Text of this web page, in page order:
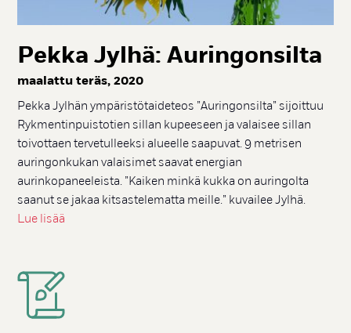
Pek­ka Jyl­hä: Au­rin­gon­sil­ta
maa­lat­tu te­räs, 2020
Pekka Jylhän ympäristötaideteos ”Auringonsilta” sijoittuu
Rykmentinpuistotien sillan kupeeseen ja valaisee sillan
toivottaen tervetulleeksi alueelle saapuvat. 9 metrisen
auringonkukan valaisimet saavat energian
aurinkopaneeleista. ”Kaiken minkä kukka on auringolta
saanut se jakaa kitsastelematta meille.” kuvailee Jylhä.
Lue lisää